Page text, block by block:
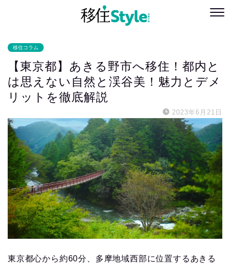
移住コラム
【東京都】あきる野市へ移住！都内と
は思えない自然と渓谷美！魅力とデメ
リットを徹底解説
2023年6月21日
東京都心から約60分、多摩地域西部に位置するあきる